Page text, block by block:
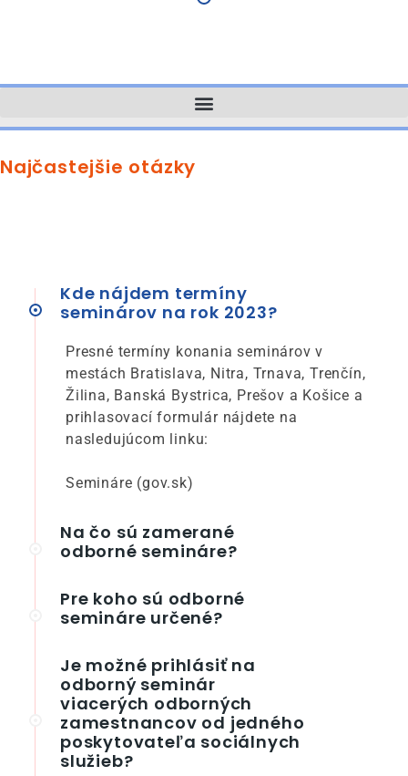
Najčastejšie otázky
Kde nájdem termíny
seminárov na rok 2023?
Presné termíny konania seminárov v
mestách Bratislava, Nitra, Trnava, Trenčín,
Žilina, Banská Bystrica, Prešov a Košice a
prihlasovací formulár nájdete na
nasledujúcom linku:
Semináre (gov.sk)
Na čo sú zamerané
odborné semináre?
Pre koho sú odborné
semináre určené?
Je možné prihlásiť na
odborný seminár
viacerých odborných
zamestnancov od jedného
poskytovateľa sociálnych
služieb?